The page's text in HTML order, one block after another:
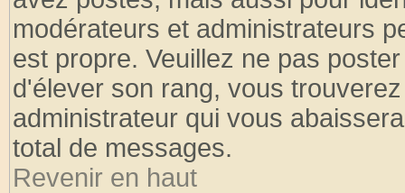
modérateurs et administrateurs
est propre. Veuillez ne pas
d'élever son rang, vous
administrateur qui vous
total de messages.
Revenir en haut